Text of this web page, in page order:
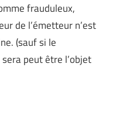
frauduleux,
de l’émetteur n’est
(sauf si le
peut être l’objet